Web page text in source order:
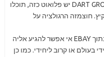
אפשר להשקיעו כמו שצריך. לחברה DART GROUP יש פלואוט כזה, תוכלו
חוצמזה הרגולציה על
פייפל – גם נכון, אך כל עוד היא קבורה בתוך EBAY אי אפשר להגיע אליה
בעולם או קרוב ליחידי. כמו כן